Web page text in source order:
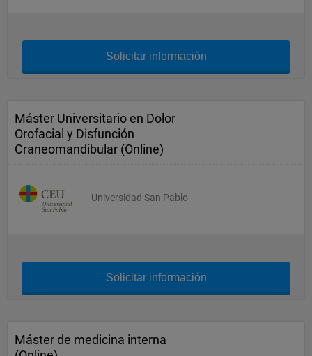
Solicitar información
Máster Universitario en Dolor
Orofacial y Disfunción
Craneomandibular (Online)
Universidad San Pablo
Solicitar información
Máster de medicina interna